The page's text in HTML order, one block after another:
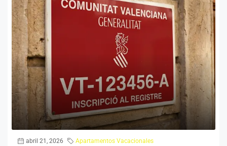
abril 21, 2026 Apartamentos Vacacionales